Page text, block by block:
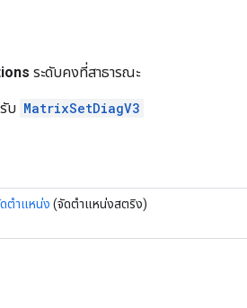
ระดับคงที่สาธารณะ
บ MatrixSetDiagV3
ตำแหน่ง (จัดตำแหน่งสตริง)